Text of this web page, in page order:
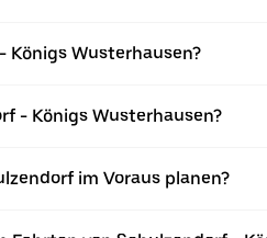
Königs Wusterhausen?
- Königs Wusterhausen?
im Voraus planen?